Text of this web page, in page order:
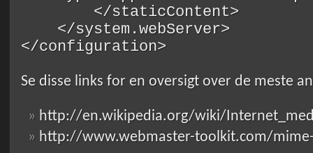
</staticContent>
</system.webServer>
</configuration>
Se disse links for en oversigt over de meste
http://en.wikipedia.org/wiki/
http://www.webmaster-toolkit.com/